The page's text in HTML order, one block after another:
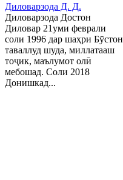
Диловарзода Д. Д.
Диловарзода Достон
Диловар 21уми феврали
соли 1996 дар шаҳри Бӯстон
таваллуд шуда, миллатааш
тоҷик, маълумот олӣ
мебошад. Соли 2018
Донишкад...